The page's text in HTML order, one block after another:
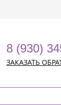
8 (930)
ЗАКАЗАТЬ